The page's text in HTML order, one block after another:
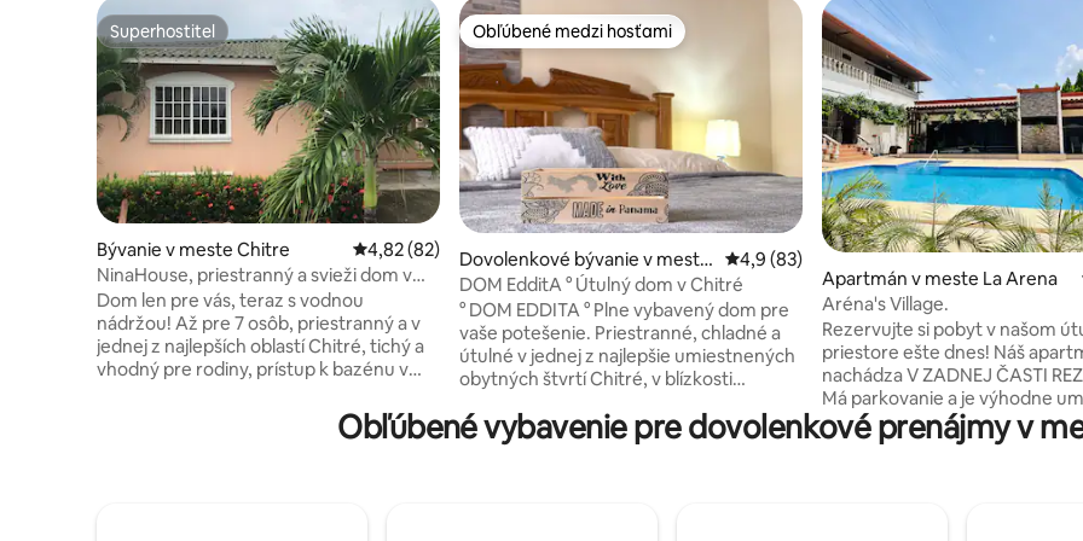
Superhostiteľ
Superhostiteľ
Bývanie v meste Chitre Priemerné ohodnotenie 4,82 z 5, počet hodnotení: 82
4,82 (82)
NinaHouse, priestranný a svieži dom v
Chitré.
Dom len pre vás, teraz s vodnou
nádržou! Až pre 7 osôb, priestranný a v
jednej z najlepších oblastí Chitré, tichý a
vhodný pre rodiny, prístup k bazénu v
všetkého: supermarketov, kasína,
autobusu; príďte do Chitre a vychutnajte
Obľúbené medzi hosťami
Obľúbené medzi hosťami
Dovolenkové bývanie v meste
Chitre
Priemerné ohodnotenie 4,9 z 5, počet
4,9 (83)
DOM EdditA ° Útulný dom v Chitré
° DOM EDDITA ° Plne vybavený dom pre
vaše potešenie. Priestranné, chladné a
útulné v jednej z najlepšie umiestnených
obytných štvrtí Chitré, v blízkosti
autobusového terminálu. Ak uvažujete o
prehliadke Azuera, odporúčame vám
Apartmán v meste La Arena
Aréna's Village.
Rezervujte si pobyt v našom
priestore ešte dnes! Náš
nachádza V ZADNEJ ČASTI
Má parkovanie a je výhodne
v centre mesta so všetkými
ktoré potrebujete pre
Obľúbené vybavenie pre dovolenkové prenájmy v